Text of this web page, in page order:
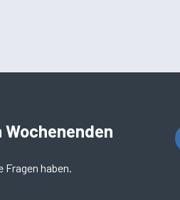
Fragen haben.